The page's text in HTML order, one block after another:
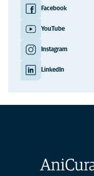
Facebook
YouTube
Instagram
LinkedIn